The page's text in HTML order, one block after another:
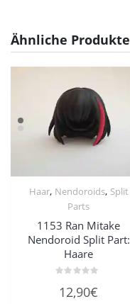
Ähnliche Produkte
Haar, Nendoroids, Split
Parts
1153 Ran Mitake
Nendoroid Split Part:
Haare
mit
12,90€